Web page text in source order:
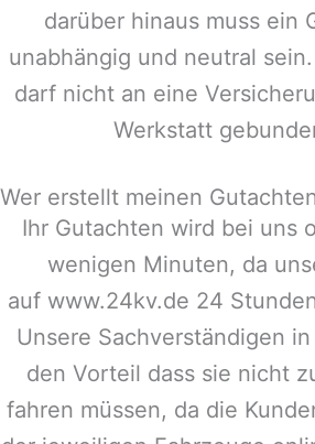
darüber hinaus muss ein
unabhängig und neutral
darf nicht an eine
Werkstatt
Wer erstellt meinen
Ihr Gutachten wird bei uns
wenigen Minuten, da
auf www.24kv.de 24
Unsere Sachverständigen in
den Vorteil dass sie nicht
fahren müssen, da die